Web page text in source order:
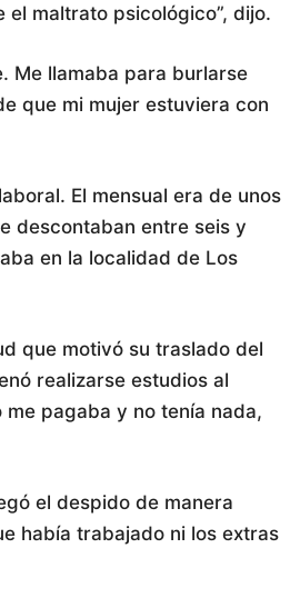
maltrato psicológico”, dijo.
Me llamaba para burlarse
que mi mujer estuviera con
El mensual era de unos
descontaban entre seis y
en la localidad de Los
que motivó su traslado del
realizarse estudios al
pagaba y no tenía nada,
el despido de manera
había trabajado ni los extras